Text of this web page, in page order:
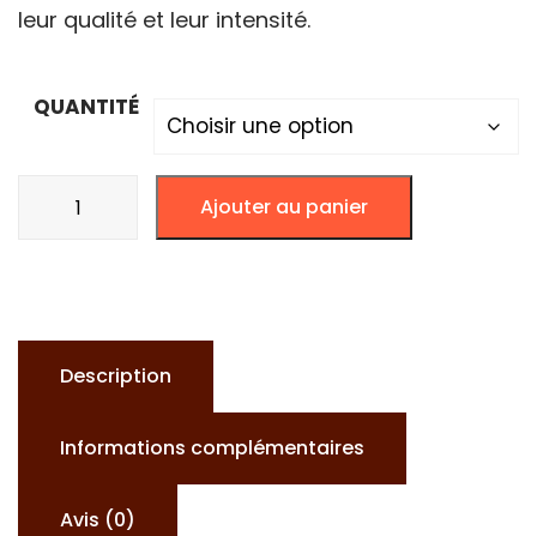
leur qualité et leur intensité.
QUANTITÉ
Ajouter au panier
Description
Informations complémentaires
Avis (0)